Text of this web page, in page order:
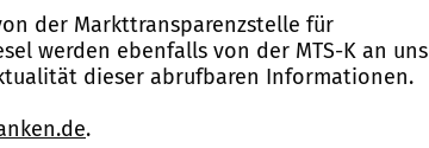
der Markttransparenzstelle für
werden ebenfalls von der MTS-K an uns
dieser abrufbaren Informationen.
.